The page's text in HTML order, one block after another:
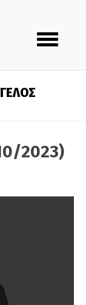
Toggle
navigation
2023)